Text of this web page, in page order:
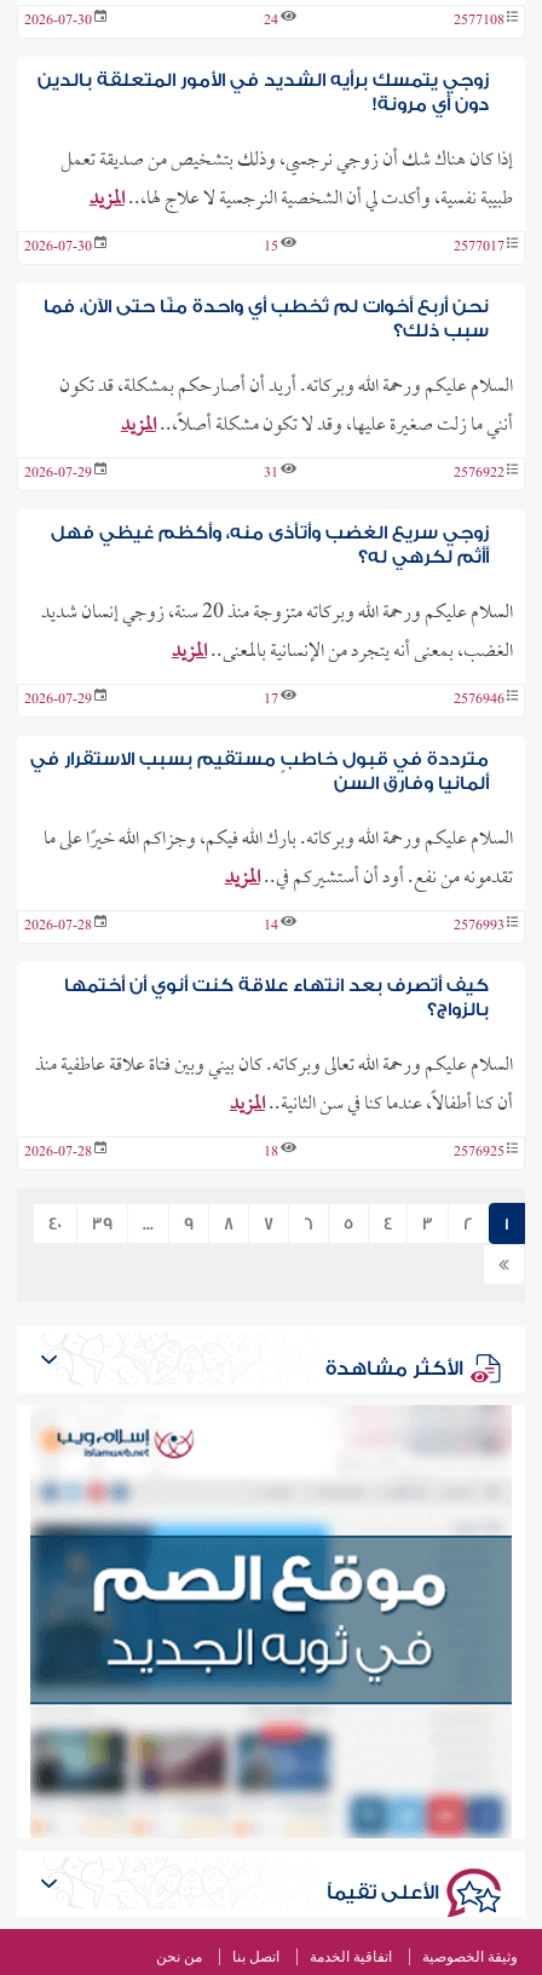
2577108
24
2026-07-30
زوجي يتمسك برأيه الشديد في الأمور المتعلقة بالدين
دون أي مرونة!
إذا كان هناك شك أن زوجي نرجسي، وذلك بتشخيص من صديقة تعمل
طبيبة نفسية، وأكدت لي أن الشخصية النرجسية لا علاج لها،..المزيد
2577017
15
2026-07-30
نحن أربع أخوات لم تُخطب أي واحدة منّا حتى الآن، فما
سبب ذلك؟
السلام عليكم ورحمة الله وبركاته. أريد أن أصارحكم بمشكلة، قد تكون
أنني ما زلت صغيرة عليها، وقد لا تكون مشكلة أصلًا،..المزيد
2576922
31
2026-07-29
زوجي سريع الغضب وأتأذى منه، وأكظم غيظي فهل
أأثم لكرهي له؟
السلام عليكم ورحمة الله وبركاته متزوجة منذ 20 سنة، زوجي إنسان شديد
الغضب، بمعنى أنه يتجرد من الإنسانية بالمعنى..المزيد
2576946
17
2026-07-29
مترددة في قبول خاطبٍ مستقيم بسبب الاستقرار في
ألمانيا وفارق السن
السلام عليكم ورحمة الله وبركاته. بارك الله فيكم، وجزاكم الله خيرًا على ما
تقدمونه من نفع. أود أن أستشيركم في..المزيد
2576993
14
2026-07-28
كيف أتصرف بعد انتهاء علاقة كنت أنوي أن أختمها
بالزواج؟
السلام عليكم ورحمة الله تعالى وبركاته. كان بيني وبين فتاة علاقة عاطفية منذ
أن كنا أطفالاً، عندما كنا في سن الثانية..المزيد
2576925
18
2026-07-28
1
2
3
4
5
6
7
8
9
...
39
40
الأكثر مشاهدة
الأعلى تقيماً
وثيقة الخصوصية اتفاقية الخدمة اتصل بنا من نحن